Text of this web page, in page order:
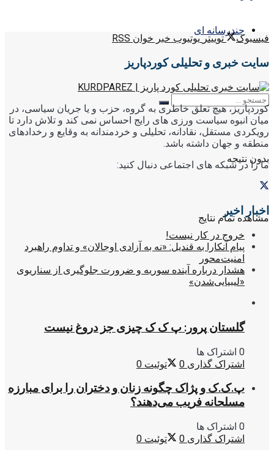
چندرسانه ای
بدون نتیجه
مشاهده تمام نتایج
فیسبوک توییتر یوتیوب خبر خوان RSS
سایت خبری و تحلیلی کوردپاریز
کوردپاریز، هیچ تعلق خاطری به گروه، حزب و یا جریان سیاسی، در
میان انبوه سیاست ورزی های رایج احساس نمی کند و تلاش دارد تا
رویکردی مستقل، نقادانه، تحلیلی و خردمندانه به وقایع و رخدادهای
منطقه و جهان داشته باشد.
ما را در شبکه های اجتماعی دنبال کنید:
اخبار اخیر
خروج در کار نیست!
پیام آنکارا به قندیل: «نه به آزادی اوجالان» و تداوم راهبرد
امنیت‌محور
هشدار درباره آینده سوریه و ضرورت جلوگیری از سناریوی
«لیبیایی‌شدن»
گلستان پرور: پ ک ک چیزی جز دروغ نیست
0 اشتراک ها
اشتراک گذاری 0 توئیت 0
پ.ک.ک و پژاک چگونه زنان و دختران را برای مبارزه
مسلحانه فریب می‌دهند؟
0 اشتراک ها
اشتراک گذاری 0 توئیت 0